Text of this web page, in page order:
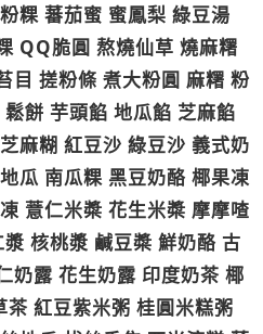
粿 蕃茄蜜 蜜鳳梨 綠豆湯
QQ脆圓 熬燒仙草 燒麻糬
目 搓粉條 煮大粉圓 麻糬 粉
餅 芋頭餡 地瓜餡 芝麻餡
麻糊 紅豆沙 綠豆沙 義式奶
瓜 南瓜粿 黑豆奶酪 椰果凍
薏仁米槳 花生米槳 摩摩喳
核桃漿 鹹豆槳 鮮奶酪 古
奶露 花生奶露 印度奶茶 椰
紅豆紫米粥 桂圓米糕粥